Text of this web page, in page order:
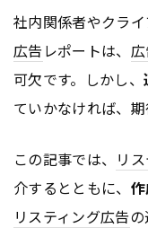
社内関係者やクラ
広告 レポートは、
可欠です。しかし、
ていかなければ、
この記事では、 リ
介するとともに、
リスティング広告